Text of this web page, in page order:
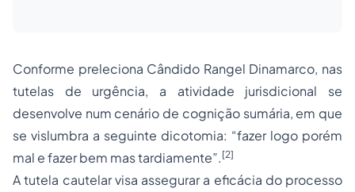
Conforme preleciona Cândido Rangel Dinamarco, nas
tutelas de urgência, a atividade jurisdicional se
desenvolve num cenário de cognição sumária, em que
se vislumbra a seguinte dicotomia: “fazer logo porém
mal e fazer bem mas tardiamente”. [2]
A tutela cautelar visa assegurar a eficácia do processo